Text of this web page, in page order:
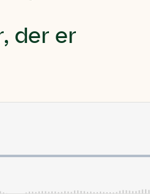
der er